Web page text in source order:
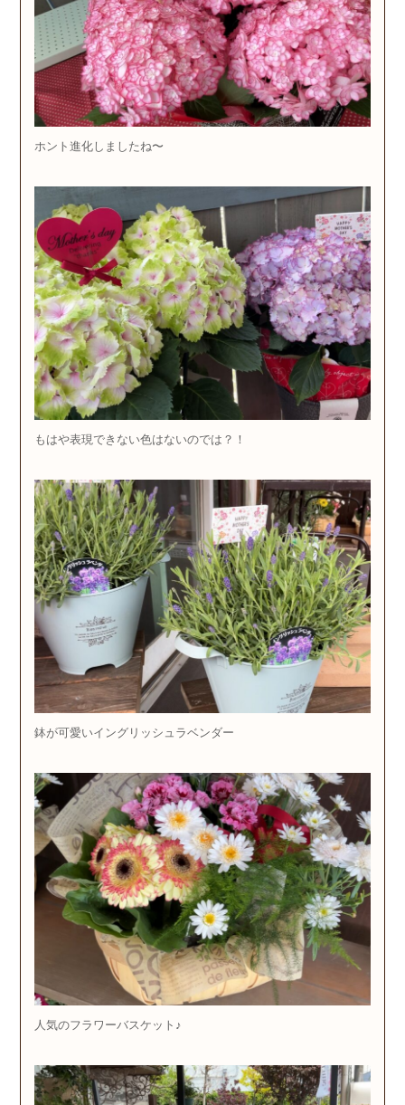
ホント進化しましたね〜
もはや表現できない色はないのでは？！
鉢が可愛いイングリッシュラベンダー
人気のフラワーバスケット♪